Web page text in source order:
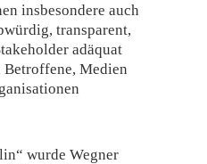
insbesondere auch
transparent,
adäquat
Betroffene, Medien
wurde Wegner